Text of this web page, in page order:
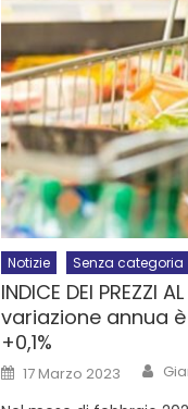
Notizie Senza categoria
INDICE DEI PREZZI
variazione annua
+0,1%
17 Marzo 2023